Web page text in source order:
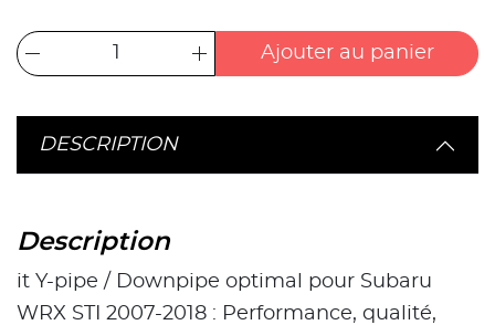
Ajouter au panier
DESCRIPTION
Description
it Y-pipe / Downpipe optimal pour Subaru
WRX STI 2007-2018 : Performance, qualité,